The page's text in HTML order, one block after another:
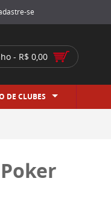
se
- R$ 0,00
DE CLUBES